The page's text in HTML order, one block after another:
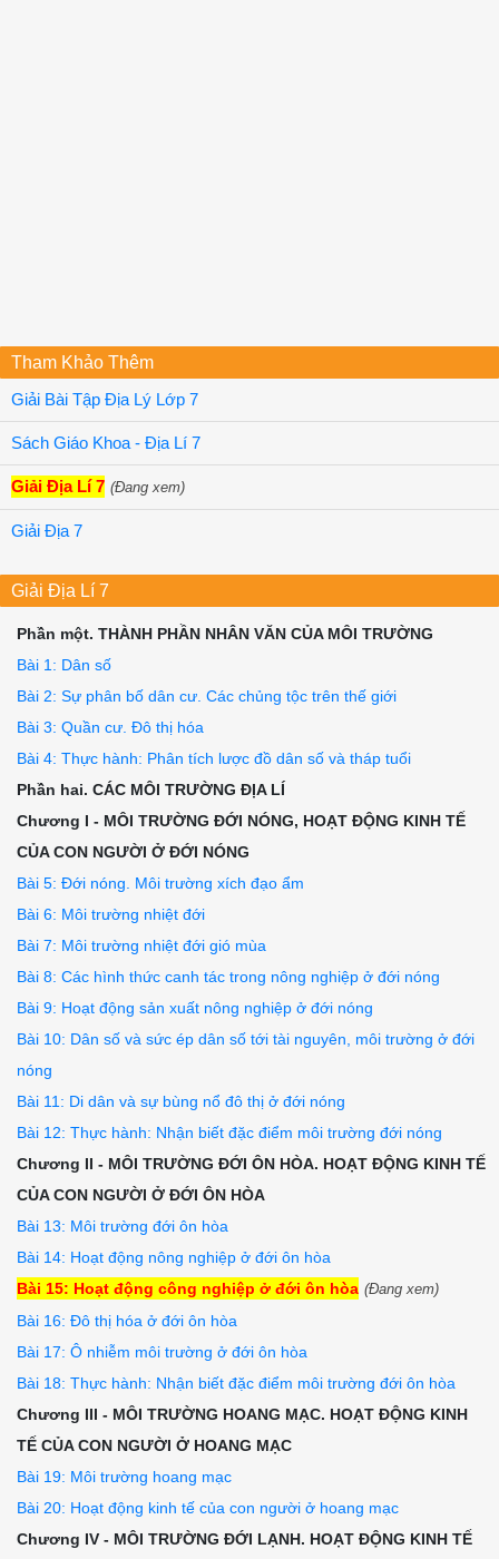
8D
9B
Tham Khảo Thêm
Giải Bài Tập Địa Lý Lớp 7
Sách Giáo Khoa - Địa Lí 7
Giải Địa Lí 7 (Đang xem)
Giải Địa 7
Giải Địa Lí 7
Phần một. THÀNH PHẦN NHÂN VĂN CỦA MÔI TRƯỜNG
Bài 1: Dân số
Bài 2: Sự phân bố dân cư. Các chủng tộc trên thế giới
Bài 3: Quần cư. Đô thị hóa
Bài 4: Thực hành: Phân tích lược đồ dân số và tháp tuổi
Phần hai. CÁC MÔI TRƯỜNG ĐỊA LÍ
Chương I - MÔI TRƯỜNG ĐỚI NÓNG, HOẠT ĐỘNG KINH TẾ
CỦA CON NGƯỜI Ở ĐỚI NÓNG
Bài 5: Đới nóng. Môi trường xích đạo ẩm
Bài 6: Môi trường nhiệt đới
Bài 7: Môi trường nhiệt đới gió mùa
Bài 8: Các hình thức canh tác trong nông nghiệp ở đới nóng
Bài 9: Hoạt động sản xuất nông nghiệp ở đới nóng
Bài 10: Dân số và sức ép dân số tới tài nguyên, môi trường ở đới
nóng
Bài 11: Di dân và sự bùng nổ đô thị ở đới nóng
Bài 12: Thực hành: Nhận biết đặc điểm môi trường đới nóng
Chương II - MÔI TRƯỜNG ĐỚI ÔN HÒA. HOẠT ĐỘNG KINH TẾ
CỦA CON NGƯỜI Ở ĐỚI ÔN HÒA
Bài 13: Môi trường đới ôn hòa
Bài 14: Hoạt động nông nghiệp ở đới ôn hòa
Bài 15: Hoạt động công nghiệp ở đới ôn hòa (Đang xem)
Bài 16: Đô thị hóa ở đới ôn hòa
Bài 17: Ô nhiễm môi trường ở đới ôn hòa
Bài 18: Thực hành: Nhận biết đặc điểm môi trường đới ôn hòa
Chương III - MÔI TRƯỜNG HOANG MẠC. HOẠT ĐỘNG KINH
TẾ CỦA CON NGƯỜI Ở HOANG MẠC
Bài 19: Môi trường hoang mạc
Bài 20: Hoạt động kinh tế của con người ở hoang mạc
Chương IV - MÔI TRƯỜNG ĐỚI LẠNH. HOẠT ĐỘNG KINH TẾ